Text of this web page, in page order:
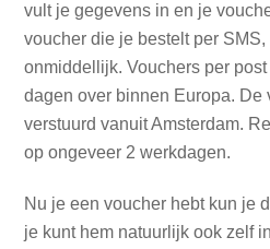
vult je gegevens in en je
voucher die je bestelt per
onmiddellijk. Vouchers per
dagen over binnen Europa. De
verstuurd vanuit Amsterdam.
op ongeveer 2 werkdagen.
Nu je een voucher hebt kun je
je kunt hem natuurlijk ook zelf